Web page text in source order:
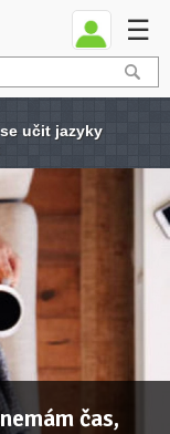
☰
učit jazyky
čas,